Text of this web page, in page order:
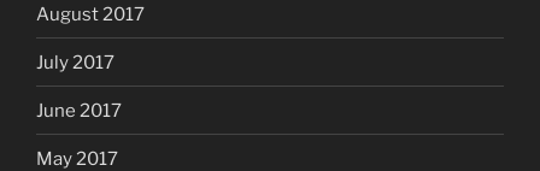
August 2017
July 2017
June 2017
May 2017